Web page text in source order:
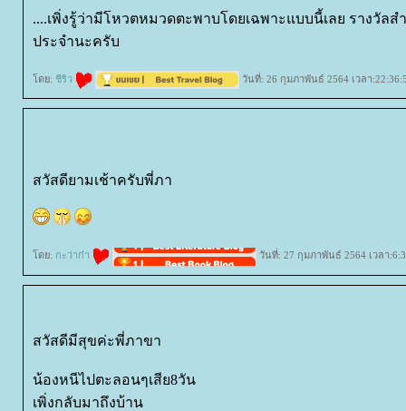
....เพิ่งรู้ว่ามีโหวตหมวดตะพาบโดยเฉพาะแบบนี้เลย รางวัล
ประจำนะครับ
ดย: ชีริว วันที่: 26 กุมภาพันธ์ 2564 เวลา
สวัสดียามเช้าครับพี่ภา
ดย: กะว่าก๋า วันที่: 27 กุมภาพันธ์ 2564 เวลา
สวัสดีมีสุขค่ะพี่ภาขา
น้องหนีไปตะลอนๆเสีย8วัน
เพิ่งกลับมาถึงบ้าน